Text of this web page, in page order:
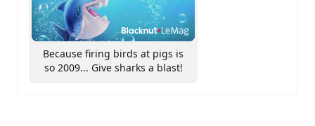
Because firing birds at pigs is
so 2009... Give sharks a blast!